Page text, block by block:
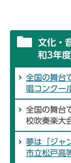
文化・
和3年度
全国の舞台
唱コンクー
全国の舞台
校吹奏楽大
夢は「ジャ
市立松戸高